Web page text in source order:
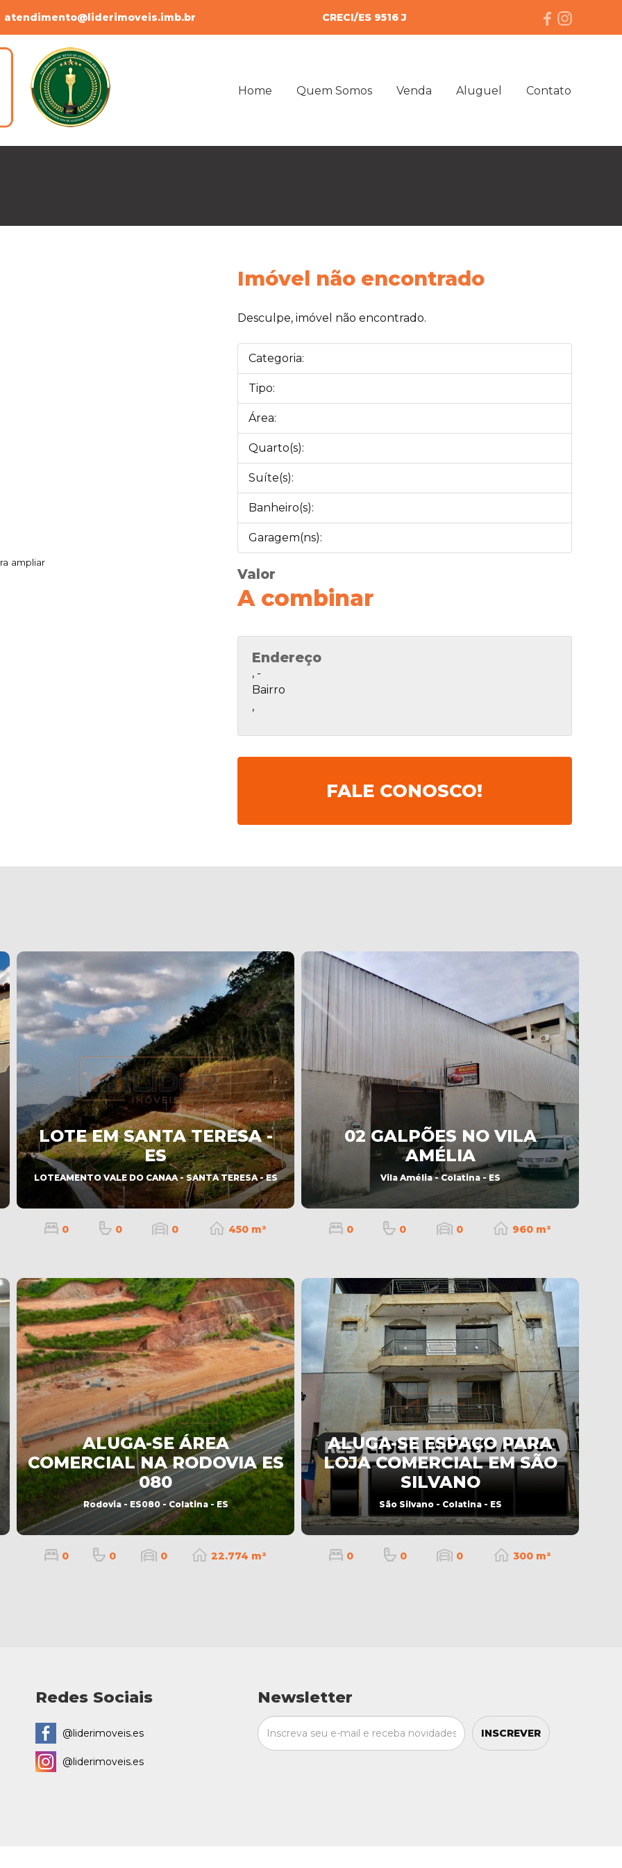
atendimento@liderimoveis.imb.br CRECI/ES 9516 J
Home Quem Somos Venda Aluguel Contato
ampliar
Imóvel não encontrado
Desculpe, imóvel não encontrado.
Categoria:
Tipo:
Área:
Quarto(s):
Suíte(s):
Banheiro(s):
Garagem(ns):
Valor
A combinar
Endereço
, -
Bairro
,
FALE CONOSCO!
LOTE EM SANTA TERESA -
ES
LOTEAMENTO VALE DO CANAA - SANTA TERESA - ES
0 0 0 450 m²
02 GALPÕES NO VILA
AMÉLIA
Vila Amélia - Colatina - ES
0 0 0 960 m²
ALUGA-SE ÁREA
COMERCIAL NA RODOVIA ES
080
Rodovia - ES080 - Colatina - ES
0 0 0 22.774 m²
ALUGA-SE ESPAÇO PARA
LOJA COMERCIAL EM SÃO
SILVANO
São Silvano - Colatina - ES
0 0 0 300 m²
Redes Sociais
@liderimoveis.es
@liderimoveis.es
Newsletter
INSCREVER